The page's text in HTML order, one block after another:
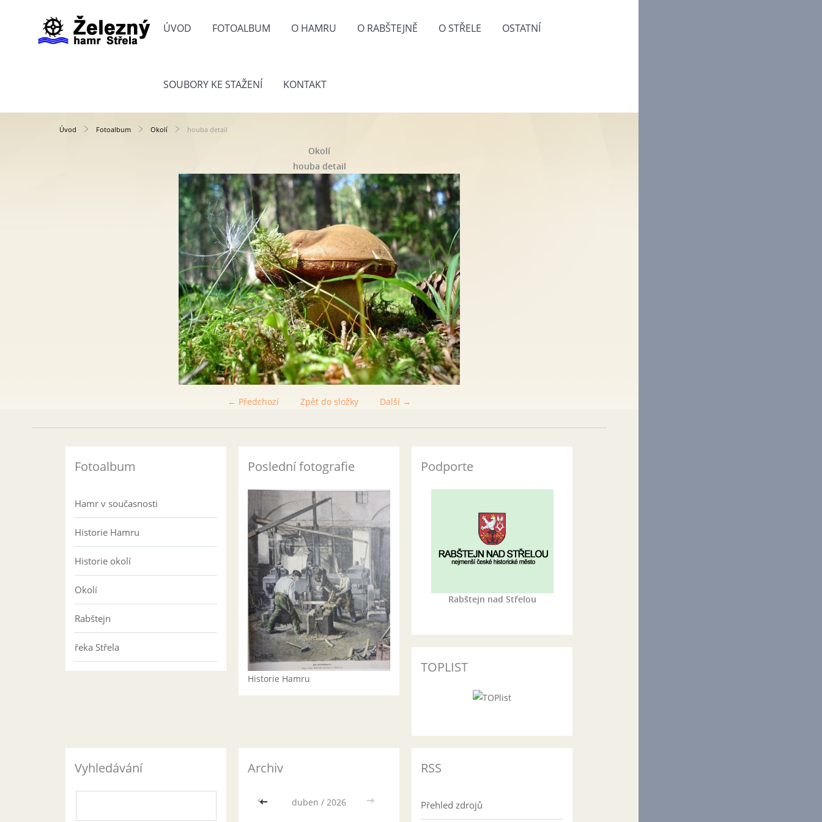
ÚVOD FOTOALBUM O HAMRU O RABŠTEJNĚ O STŘELE OSTATNÍ
SOUBORY KE STAŽENÍ KONTAKT
Úvod Fotoalbum Okolí houba detail
Okolí
houba detail
← Předchozí Další →
Zpět do složky
Fotoalbum
Hamr v současnosti
Historie Hamru
Historie okolí
Okolí
Rabštejn
řeka Střela
Poslední fotografie
Historie Hamru
Podporte
Rabštejn nad Střelou
TOPLIST
Vyhledávání Archiv
<< duben / 2026 >>
RSS
Přehled zdrojů